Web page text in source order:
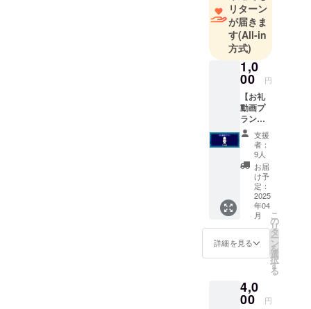
リターン
が届きま
す(All-in
方式)
1,0
00 円
【お礼
動画プ
ラン】
・お礼
動画DL
配信
（期間
限定1
年、ダ
ウン
ロード
可）
支援
者：
9人
お届
け予
定：
2025
年04
月
詳細を見る
こ
の
リ
タ
ー
ン
を
選
択
す
る
4,0
00 円